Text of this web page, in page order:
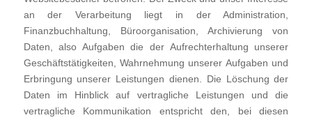
an der Verarbeitung liegt in der Administration,
Finanzbuchhaltung, Büroorganisation, Archivierung von
Daten, also Aufgaben die der Aufrechterhaltung unserer
Geschäftstätigkeiten, Wahrnehmung unserer Aufgaben und
Erbringung unserer Leistungen dienen. Die Löschung der
Daten im Hinblick auf vertragliche Leistungen und die
vertragliche Kommunikation entspricht den, bei diesen